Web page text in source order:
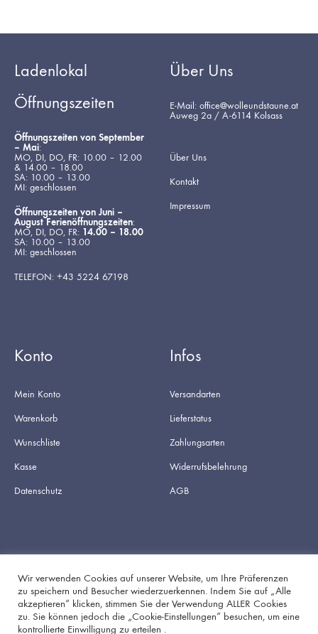
Ladenlokal
Öffnungszeiten
Öffnungszeiten von September
– Mai:
MO, DI, DO, FR: 10.00 – 12.00
& 14.00 – 18.00
SA: 10.00 – 13.00
MI: geschlossen
Öffnungszeiten von Juni –
August Ferienöffnungszeiten:
MO, DI, DO, FR: 14.00 – 18.00
SA: 10.00 – 13.00
MI: geschlossen
TELEFON: +43 5224 67198
Über Uns
E-Mail: office@wolleundstaune.at
Auweg 2a / A-6114 Kolsass
Über Uns
Kontakt
Impressum
Konto
Mein Konto
Warenkorb
Wunschliste
Kasse
Datenschutz
Infos
Versandarten
Lieferstatus
Zahlungsarten
Widerrufsbelehrung
AGB
FacebookInstagram
Wir verwenden Cookies auf unserer Website, um Ihre Präferenzen
zu speichern und Besucher wiederzuerkennen. Indem Sie auf „Alle
akzeptieren“ klicken, stimmen Sie der Verwendung ALLER Cookies
zu. Sie können jedoch die „Cookie-Einstellungen“ besuchen, um eine
kontrollierte Einwilligung zu erteilen .